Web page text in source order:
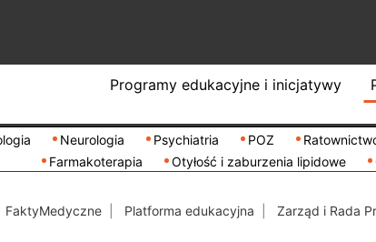
Programy edukacyjne i inicjatywy
Neurologia Psychiatria POZ
Farmakoterapia
Otyłość i zaburzenia lipidowe
FaktyMedyczne Platforma edukacyjna Zarząd i Rada